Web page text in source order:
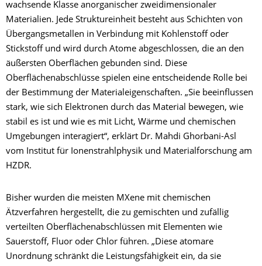
wachsende Klasse anorganischer zweidimensionaler
Materialien. Jede Struktureinheit besteht aus Schichten von
Übergangsmetallen in Verbindung mit Kohlenstoff oder
Stickstoff und wird durch Atome abgeschlossen, die an den
äußersten Oberflächen gebunden sind. Diese
Oberflächenabschlüsse spielen eine entscheidende Rolle bei
der Bestimmung der Materialeigenschaften. „Sie beeinflussen
stark, wie sich Elektronen durch das Material bewegen, wie
stabil es ist und wie es mit Licht, Wärme und chemischen
Umgebungen interagiert“, erklärt Dr. Mahdi Ghorbani-Asl
vom Institut für Ionenstrahlphysik und Materialforschung am
HZDR.
Bisher wurden die meisten MXene mit chemischen
Ätzverfahren hergestellt, die zu gemischten und zufällig
verteilten Oberflächenabschlüssen mit Elementen wie
Sauerstoff, Fluor oder Chlor führen. „Diese atomare
Unordnung schränkt die Leistungsfähigkeit ein, da sie